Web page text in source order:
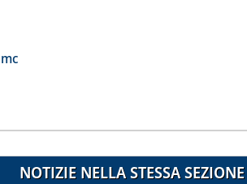
alla notizia
NOTIZIE NELLA STESSA SEZIONE